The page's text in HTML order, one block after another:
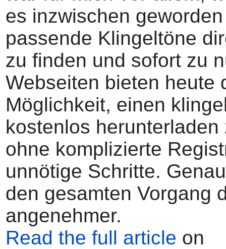
es inzwischen
passende Klingeltöne
zu finden und sofort zu
Webseiten bieten heute
Möglichkeit, einen
kostenlos herunterladen
ohne komplizierte
unnötige Schritte.
den gesamten Vorgang
angenehmer.
Read the full article on